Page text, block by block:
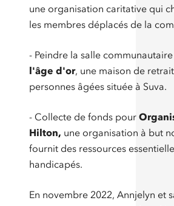
une organisation caritative qui
les membres déplacés de la
- Peindre la salle
l'âge d'or, une maison de
personnes âgées située à Suva.
- Collecte de fonds pour
Hilton, une organisation à but
fournit des ressources
handicapés.
En novembre 2022, Annjelyn et